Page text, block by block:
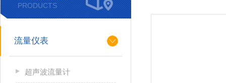
PRODUCTS
流量仪表
超声波流量计